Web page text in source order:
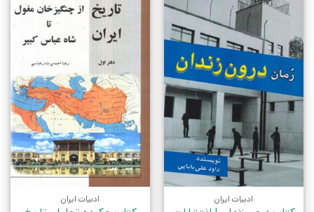
ادبیات ایران ادبیات ایران